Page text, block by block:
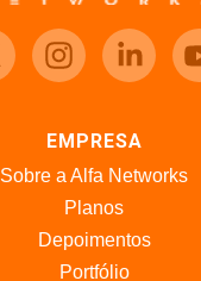
EMPRESA
Sobre a Alfa Networks
Planos
Depoimentos
Portfólio